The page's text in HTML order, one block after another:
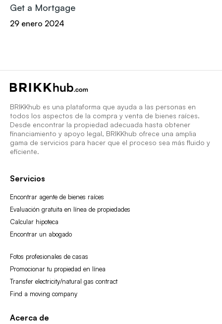
Get a Mortgage
29 enero 2024
BRIKKhub es una plataforma que ayuda a las personas en
todos los aspectos de la compra y venta de bienes raíces.
Desde encontrar la propiedad adecuada hasta obtener
financiamiento y apoyo legal, BRIKKhub ofrece una amplia
gama de servicios para hacer que el proceso sea más fluido y
eficiente.
Servicios
Encontrar agente de bienes raíces
Evaluación gratuita en línea de propiedades
Calcular hipoteca
Encontrar un abogado
Fotos profesionales de casas
Promocionar tu propiedad en línea
Transfer electricity/natural gas contract
Find a moving company
Acerca de